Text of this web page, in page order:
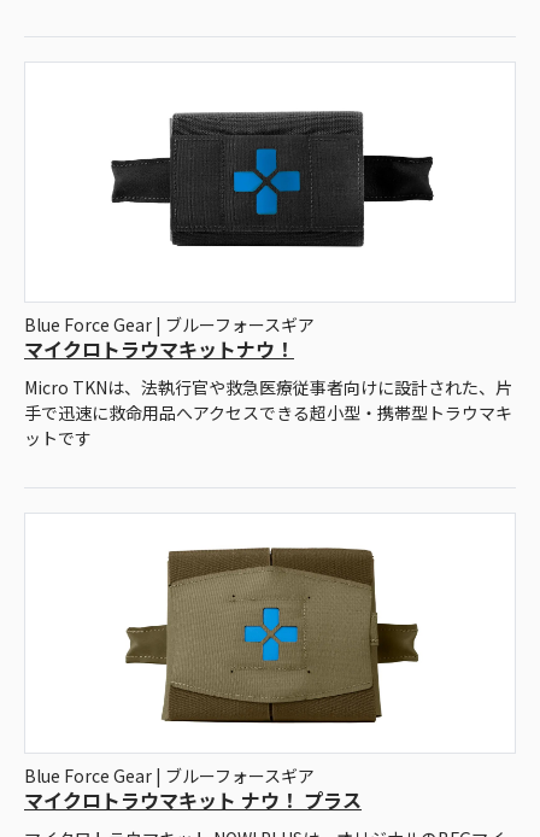
Blue Force Gear | ブルーフォースギア
マイクロトラウマキットナウ！
Micro TKNは、法執行官や救急医療従事者向けに設計された、片
手で迅速に救命用品へアクセスできる超小型・携帯型トラウマキ
ットです
Blue Force Gear | ブルーフォースギア
マイクロトラウマキット ナウ！ プラス